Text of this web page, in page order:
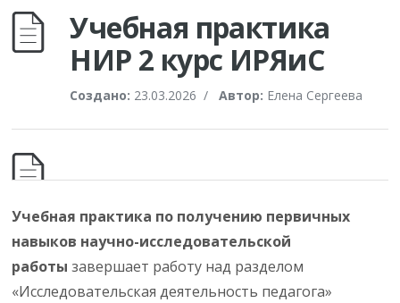
Учебная практика
НИР 2 курс ИРЯиС
Создано: 23.03.2026 / Автор: Елена Сергеева
Учебная практика по получению первичных
навыков научно-исследовательской
работызавершает работу над разделом
«Исследовательская деятельность педагога»